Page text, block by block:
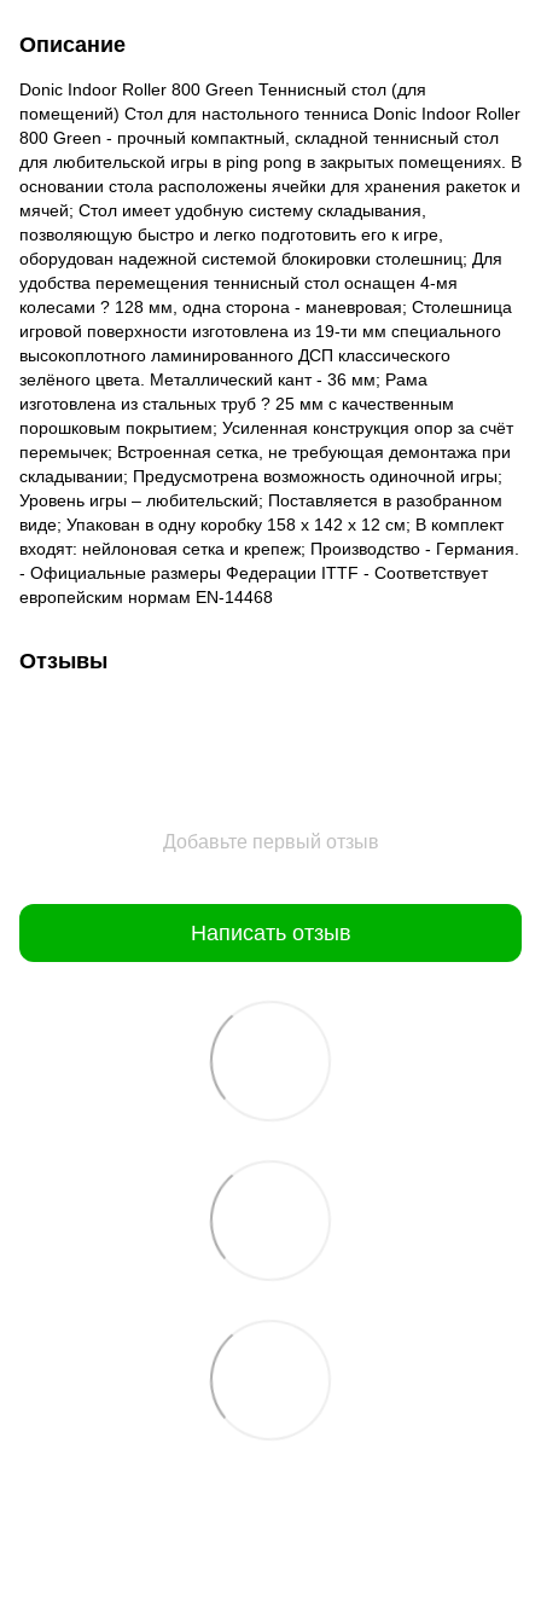
Описание
Donic Indoor Roller 800 Green Теннисный стол (для
помещений) Стол для настольного тенниса Donic Indoor Roller
800 Green - прочный компактный, складной теннисный стол
для любительской игры в ping pong в закрытых помещениях. В
основании стола расположены ячейки для хранения ракеток и
мячей; Стол имеет удобную систему складывания,
позволяющую быстро и легко подготовить его к игре,
оборудован надежной системой блокировки столешниц; Для
удобства перемещения теннисный стол оснащен 4-мя
колесами ? 128 мм, одна сторона - маневровая; Столешница
игровой поверхности изготовлена из 19-ти мм специального
высокоплотного ламинированного ДСП классического
зелёного цвета. Металлический кант - 36 мм; Рама
изготовлена из стальных труб ? 25 мм с качественным
порошковым покрытием; Усиленная конструкция опор за счёт
перемычек; Встроенная сетка, не требующая демонтажа при
складывании; Предусмотрена возможность одиночной игры;
Уровень игры – любительский; Поставляется в разобранном
виде; Упакован в одну коробку 158 х 142 х 12 см; В комплект
входят: нейлоновая сетка и крепеж; Производство - Германия.
- Официальные размеры Федерации ITTF - Соответствует
европейским нормам EN-14468
Отзывы
Добавьте первый отзыв
Написать отзыв